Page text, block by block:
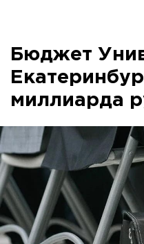
Бюджет
миллиарда